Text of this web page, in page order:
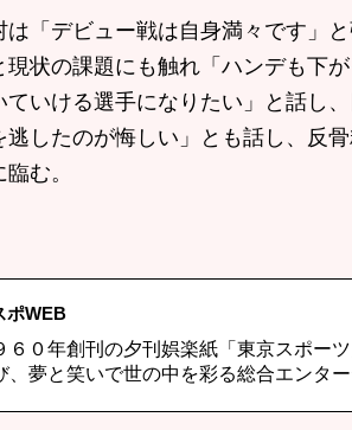
「デビュー戦は自身満々です」
現状の課題にも触れ「ハンデも下
ていける選手になりたい」と話し
逃したのが悔しい」とも話し、反
む。
ポWEB
６０年創刊の夕刊娯楽紙「東京スポー
、夢と笑いで世の中を彩る総合エンタ